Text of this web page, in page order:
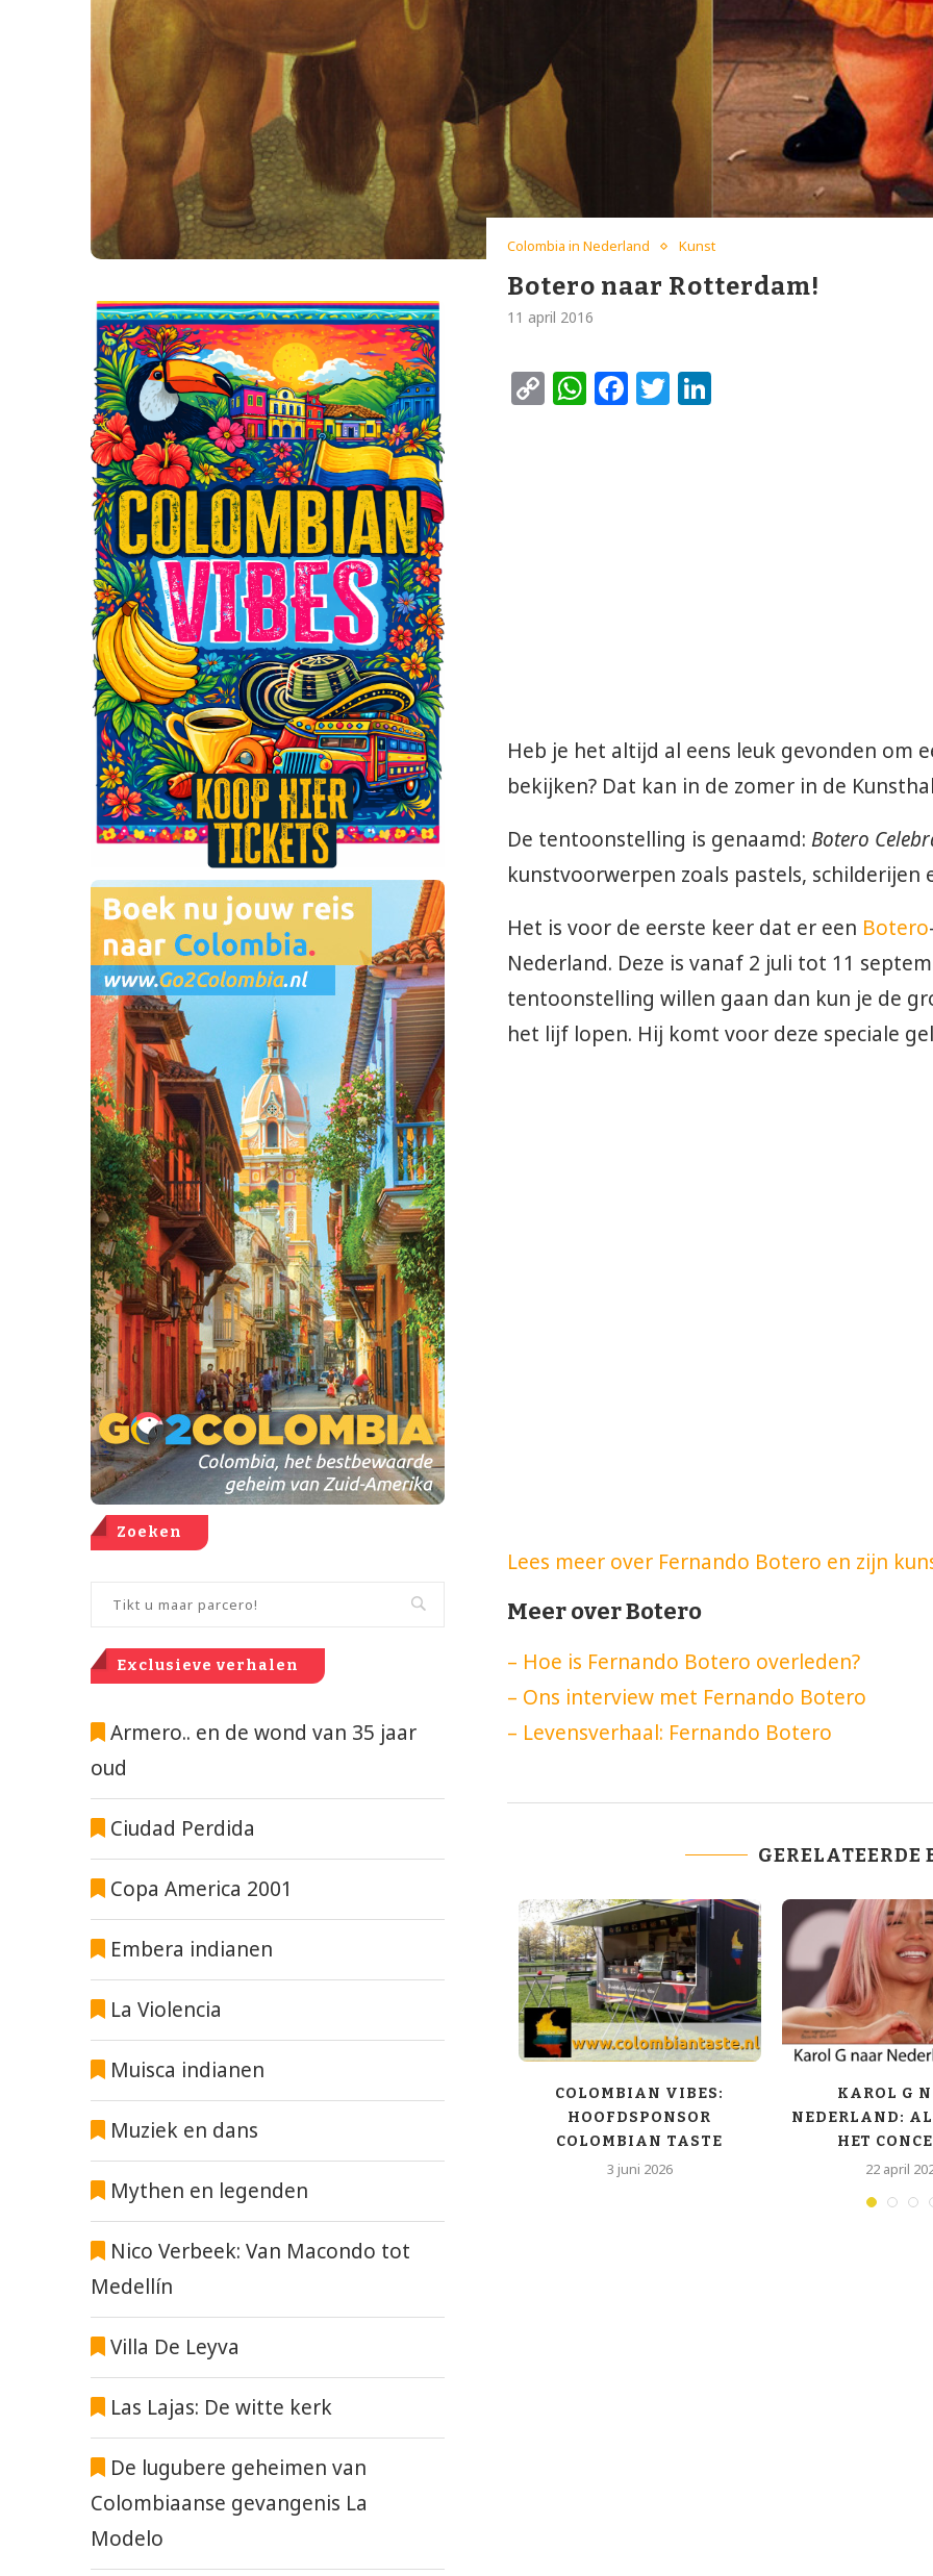
Colombia in Nederland Kunst
Botero naar Rotterdam!
11 april 2016
CopyWhatsApp
Facebook
Twitter
Heb je het altijd al eens leuk gevonden om
bekijken? Dat kan in de zomer in de
De tentoonstelling is genaamd:Botero
kunstvoorwerpen zoals pastels, schilderijen
Het is voor de eerste keer dat er een Botero
Nederland. Deze is vanaf 2 juli tot 11
tentoonstelling willen gaan dan kun je de
het lijf lopen. Hij komt voor deze speciale
Lees meer over Fernando Botero en zijn
Meer over Botero
– Hoe is Fernando Botero overleden?
– Ons interview met Fernando Botero
– Levensverhaal: Fernando Botero
GERELATEERDE
OVERLEDEN?
18 september 2023
COLOMBIAN VIBES:
HOOFDSPONSOR
COLOMBIAN TASTE
3 juni 2026
KAROL G
NEDERLAND:
HET
22 april
Zoeken
Exclusieve verhalen
Armero.. en de wond van 35 jaar
oud
Ciudad Perdida
Copa America 2001
Embera indianen
La Violencia
Muisca indianen
Muziek en dans
Mythen en legenden
Nico Verbeek: Van Macondo tot
Medellín
Villa De Leyva
Las Lajas: De witte kerk
De lugubere geheimen van
Colombiaanse gevangenis La
Modelo